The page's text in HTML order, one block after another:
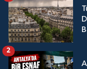
2